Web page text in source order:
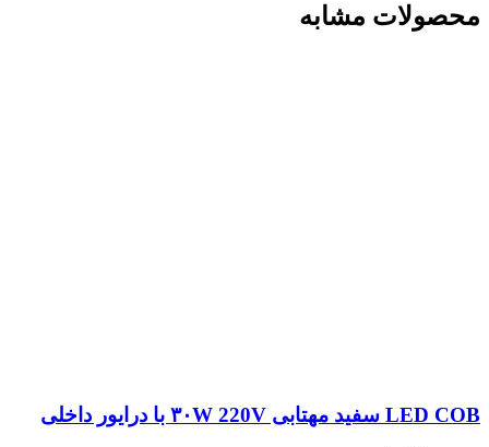
محصولات مشابه
LED COB سفید مهتابی ۳۰W 220V با درایور داخلی